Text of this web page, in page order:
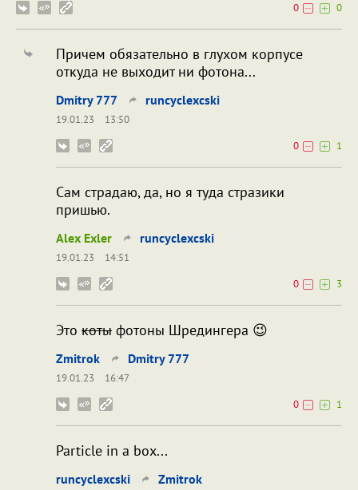
0
0
Причем обязательно в глухом корпусе
откуда не выходит ни фотона...
Dmitry 777 runcyclexcski
19.01.23
13:50
0
1
Сам страдаю, да, но я туда стразики
пришью.
Alex Exler runcyclexcski
19.01.23
14:51
0
3
Это коты фотоны Шредингера 😉
Zmitrok Dmitry 777
19.01.23
16:47
0
1
Particle in a box...
runcyclexcski Zmitrok